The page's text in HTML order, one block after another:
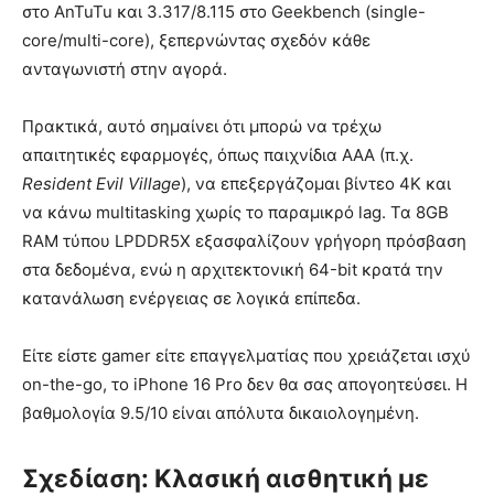
στο AnTuTu και 3.317/8.115 στο Geekbench (single-
core/multi-core), ξεπερνώντας σχεδόν κάθε
ανταγωνιστή στην αγορά.
Πρακτικά, αυτό σημαίνει ότι μπορώ να τρέχω
απαιτητικές εφαρμογές, όπως παιχνίδια AAA (π.χ.
Resident Evil Village), να επεξεργάζομαι βίντεο 4K και
να κάνω multitasking χωρίς το παραμικρό lag. Τα 8GB
RAM τύπου LPDDR5X εξασφαλίζουν γρήγορη πρόσβαση
στα δεδομένα, ενώ η αρχιτεκτονική 64-bit κρατά την
κατανάλωση ενέργειας σε λογικά επίπεδα.
Είτε είστε gamer είτε επαγγελματίας που χρειάζεται ισχύ
on-the-go, το iPhone 16 Pro δεν θα σας απογοητεύσει. Η
βαθμολογία 9.5/10 είναι απόλυτα δικαιολογημένη.
Σχεδίαση: Κλασική αισθητική με